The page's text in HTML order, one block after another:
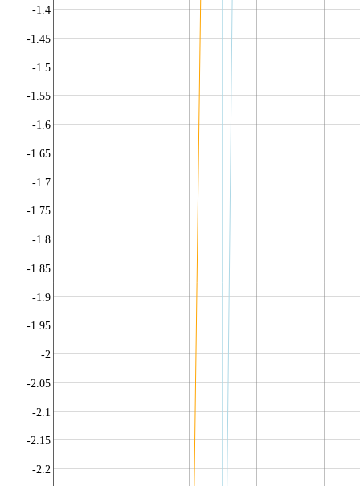
-2.2
-2.15
-2.1
-2.05
-2
-1.95
-1.9
-1.85
-1.8
-1.75
-1.7
-1.65
-1.6
-1.55
-1.5
-1.45
-1.4